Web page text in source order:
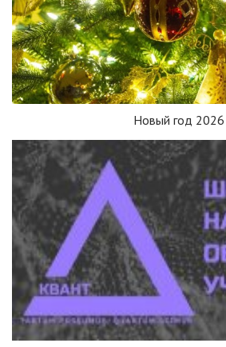
Новый год 2026